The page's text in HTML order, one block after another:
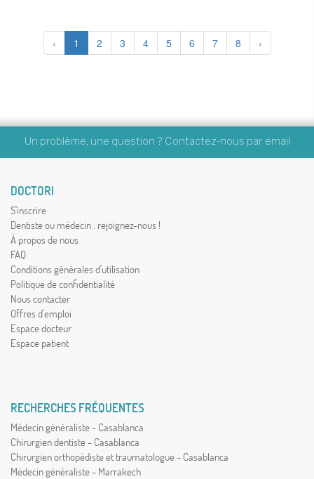
‹ 1 2 3 4 5 6 7 8 ›
Un problème, une question ? Contactez-nous par email
DOCTORI
S'inscrire
Dentiste ou médecin : rejoignez-nous !
À propos de nous
FAQ
Conditions générales d'utilisation
Politique de confidentialité
Nous contacter
Offres d'emploi
Espace docteur
Espace patient
RECHERCHES FRÉQUENTES
Médecin généraliste - Casablanca
Chirurgien dentiste - Casablanca
Chirurgien orthopédiste et traumatologue - Casablanca
Médecin généraliste - Marrakech